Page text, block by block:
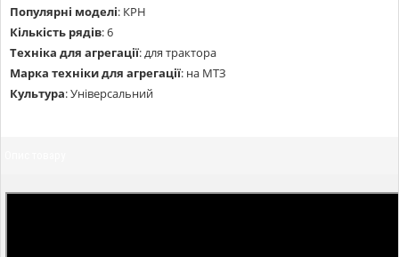
Популярні моделі: КРН
Кількість рядів:6
Техніка для агрегації: для трактора
Марка техніки для агрегації: на МТЗ
Культура:Універсальний